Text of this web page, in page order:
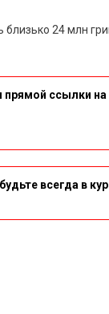
близько 24 млн
прямой ссылки
всегда в